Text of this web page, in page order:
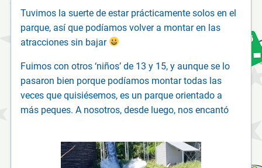
Tuvimos la suerte de estar prácticamente solos en el
parque, así que podíamos volver a montar en las
atracciones sin bajar
Fuimos con otros ‘niños’ de 13 y 15, y aunque se lo
pasaron bien porque podíamos montar todas las
veces que quisiésemos, es un parque orientado a
más peques. A nosotros, desde luego, nos encantó